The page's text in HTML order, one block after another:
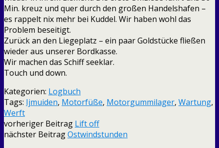
Min. kreuz und quer durch den großen Handelshafen –
es rappelt nix mehr bei Kuddel. Wir haben wohl das
Problem beseitigt.
Zurück an den Liegeplatz – ein paar Goldstücke fließen
wieder aus unserer Bordkasse.
Wir machen das Schiff seeklar.
Touch und down.
Kategorien: Logbuch
Tags: Ijmuiden, Motorfüße, Motorgummilager, Wartung,
Werft
vorheriger Beitrag Lift off
nächster BeitragOstwindstunden